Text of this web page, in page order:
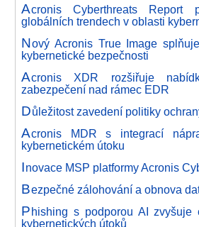
Acronis Cyberthreats Report
globálních trendech v oblasti
Nový Acronis True Image
kybernetické bezpečnosti
Acronis XDR rozšiřuje
zabezpečení nad rámec EDR
Důležitost zavedení politiky
Acronis MDR s integrací
kybernetickém útoku
Inovace MSP platformy Acronis
Bezpečné zálohování a obnova
Phishing s podporou AI zvyšuje
kybernetických útoků